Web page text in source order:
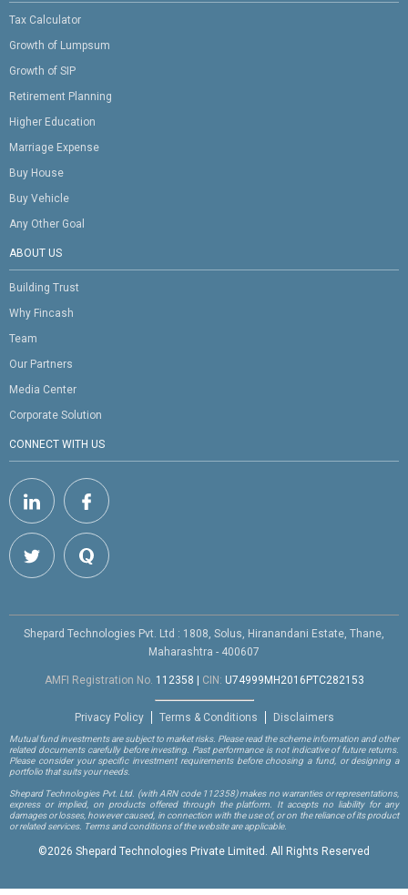
Tax Calculator
Growth of Lumpsum
Growth of SIP
Retirement Planning
Higher Education
Marriage Expense
Buy House
Buy Vehicle
Any Other Goal
ABOUT US
Building Trust
Why Fincash
Team
Our Partners
Media Center
Corporate Solution
CONNECT WITH US
Shepard Technologies Pvt. Ltd : 1808, Solus, Hiranandani Estate, Thane,
Maharashtra - 400607
AMFI Registration No. 112358 CIN: U74999MH2016PTC282153
Privacy Policy Terms & Conditions Disclaimers
Mutual fund investments are subject to market risks. Please read the scheme information and other
related documents carefully before investing. Past performance is not indicative of future returns.
Please consider your specific investment requirements before choosing a fund, or designing a
portfolio that suits your needs.
Shepard Technologies Pvt. Ltd. (with ARN code 112358)makes no warranties or representations,
express or implied, on products offered through the platform. It accepts no liability for any
damages or losses, however caused, in connection with the use of, or on the reliance of its product
or related services. Terms and conditions of the website are applicable.
©2026 Shepard Technologies Private Limited. All Rights Reserved